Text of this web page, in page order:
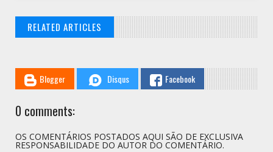
RELATED ARTICLES
Blogger Disqus Facebook
0 comments:
OS COMENTÁRIOS POSTADOS AQUI SÃO DE EXCLUSIVA
RESPONSABILIDADE DO AUTOR DO COMENTÁRIO.